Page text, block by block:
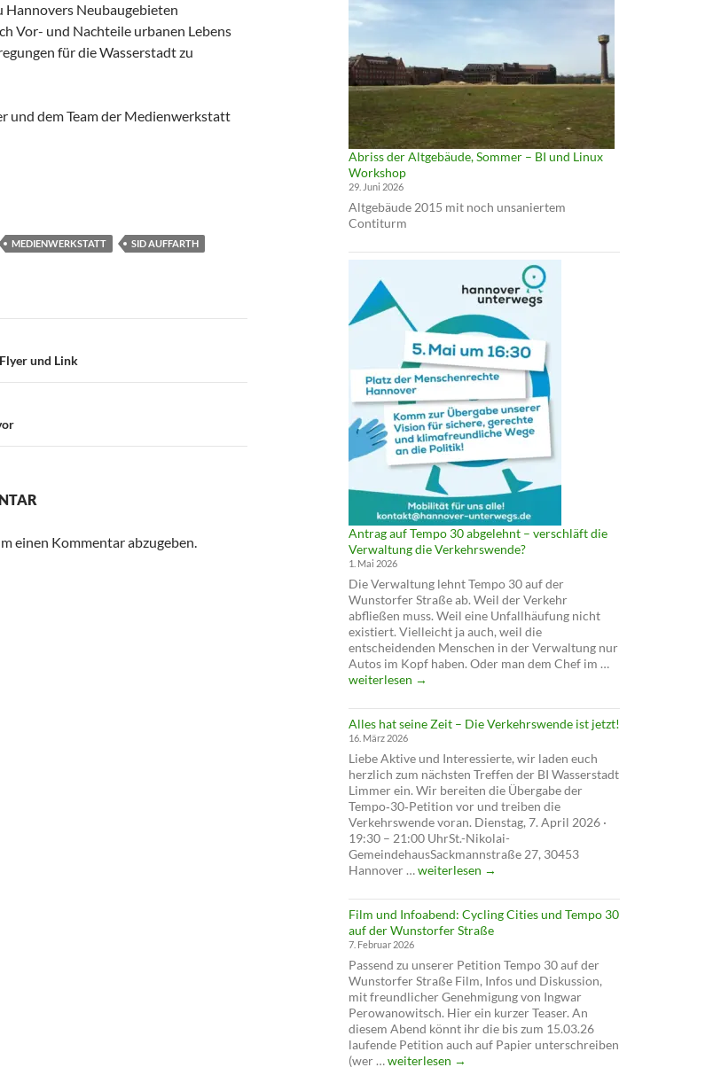
Neubaugebieten
Vor- und Nachteile urbanen Lebens
für die Wasserstadt zu
und dem Team der Medienwerkstatt
MEDIENWERKSTATT
SID AUFFARTH
und Link
einen Kommentar abzugeben.
Abriss der Altgebäude, Sommer – BI und Linux
Workshop
29. Juni 2026
Altgebäude 2015 mit noch unsaniertem
Contiturm
Antrag auf Tempo 30 abgelehnt – verschläft die
Verwaltung die Verkehrswende?
1. Mai 2026
Die Verwaltung lehnt Tempo 30 auf der
Wunstorfer Straße ab. Weil der Verkehr
abfließen muss. Weil eine Unfallhäufung nicht
existiert. Vielleicht ja auch, weil die
entscheidenden Menschen in der Verwaltung nur
Autos im Kopf haben. Oder man dem Chef im …
30
abgelehnt
die
weiterlesen →
Alles hat seine Zeit – Die Verkehrswende ist jetzt!
16. März 2026
Liebe Aktive und Interessierte, wir laden euch
herzlich zum nächsten Treffen der BI Wasserstadt
Limmer ein. Wir bereiten die Übergabe der
Tempo‑30‑Petition vor und treiben die
Verkehrswende voran. Dienstag, 7. April 2026 ·
19:30 – 21:00 UhrSt.-Nikolai-
GemeindehausSackmannstraße 27, 30453
Hannover …Alles
seine
Zeit
–
Verkehrswende
ist
jetzt!
weiterlesen →
Film und Infoabend: Cycling Cities und Tempo 30
auf der Wunstorfer Straße
7. Februar 2026
Passend zu unserer Petition Tempo 30 auf der
Wunstorfer Straße Film, Infos und Diskussion,
mit freundlicher Genehmigung von Ingwar
Perowanowitsch. Hier ein kurzer Teaser. An
diesem Abend könnt ihr die bis zum 15.03.26
laufende Petition auch auf Papier unterschreiben
(wer …Film
weiterlesen →